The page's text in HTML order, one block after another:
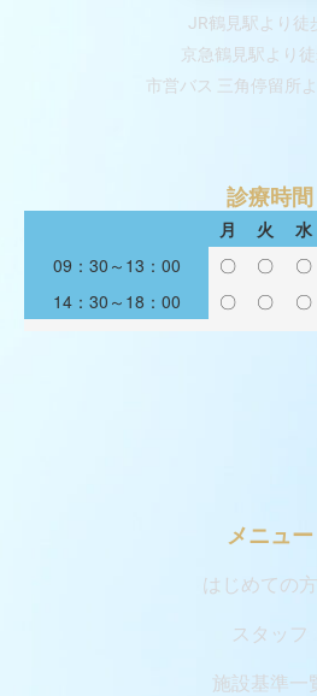
JR鶴見駅より徒
京急鶴見駅より
市営バス 三角停留所
診療時間
月 火 水
09：30～13：00
〇 〇 〇
14：30～18：00
〇 〇 〇
メニュー
はじめての
スタッフ
施設基準一